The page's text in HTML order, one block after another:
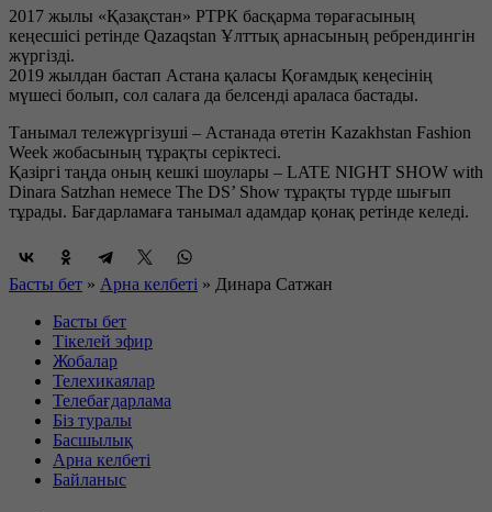
2017 жылы «Қазақстан» РТРК басқарма төрағасының
кеңесшісі ретінде Qazaqstan Ұлттық арнасының ребрендингін
жүргізді.
2019 жылдан бастап Астана қаласы Қоғамдық кеңесінің
мүшесі болып, сол салаға да белсенді араласа бастады.
Танымал тележүргізуші – Астанада өтетін Kazakhstan Fashion
Week жобасының тұрақты серіктесі.
Қазіргі таңда оның кешкі шоулары – LATE NIGHT SHOW with
Dinara Satzhan немесе The DS’ Show тұрақты түрде шығып
тұрады. Бағдарламаға танымал адамдар қонақ ретінде келеді.
Басты бет » Арна келбеті » Динара Сатжан
Басты бет
Тікелей эфир
Жобалар
Телехикаялар
Телебағдарлама
Біз туралы
Басшылық
Арна келбеті
Байланыс